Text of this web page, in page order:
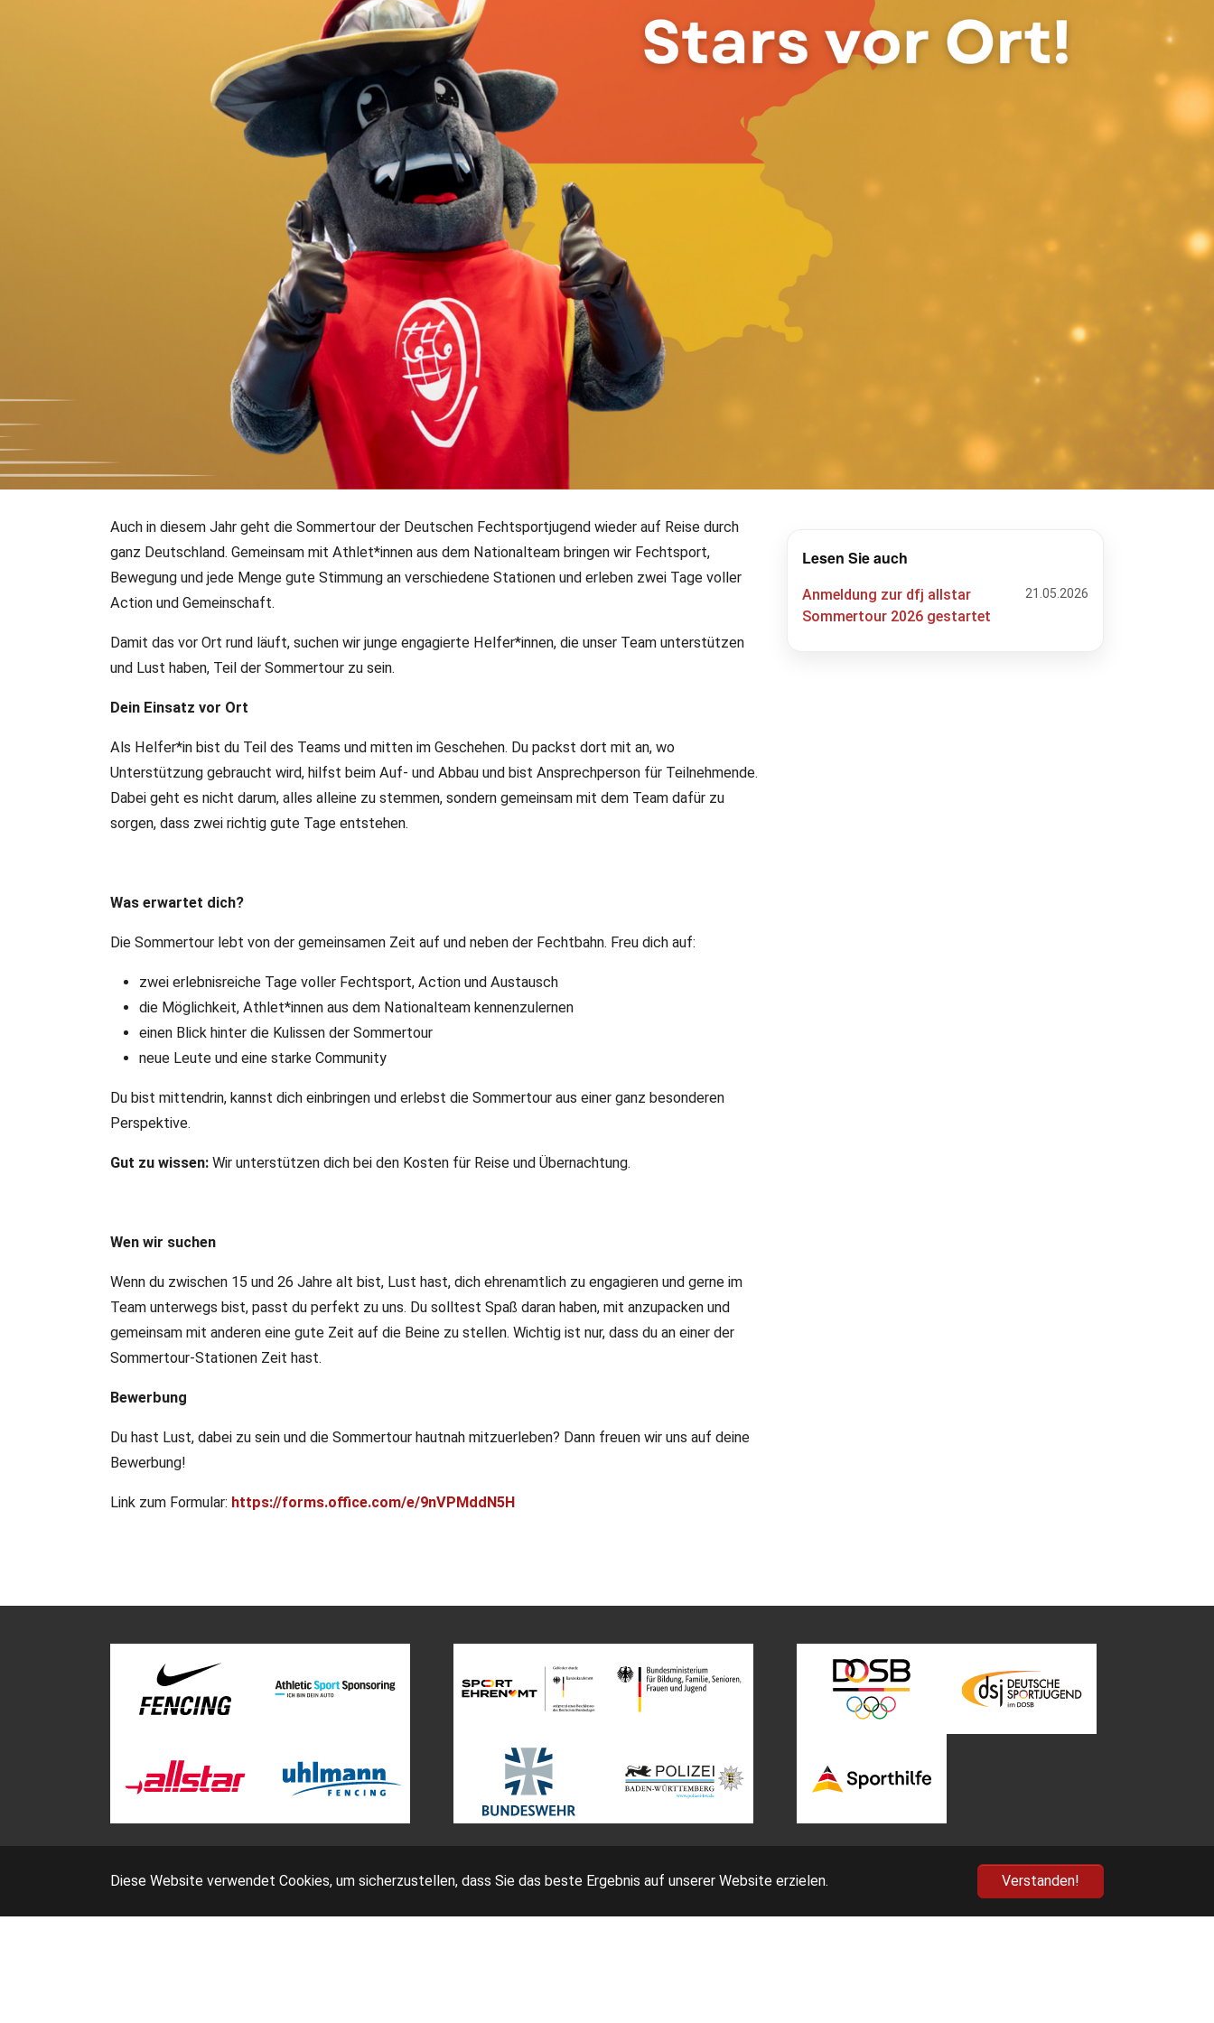
Diese Website verwendet Cookies, um sicherzustellen, dass Sie das beste Ergebnis auf unserer Website erzielen. Verstanden!
Fechtsportjugend
Helfer*innen für die dfj allstar Sommertour 2026
gesucht
Die dfj-Sommertour geht wieder los! Für unsere sieben Stationen suchen wir noch engagierte Helfer*innen
(15–26 Jahre), die uns vor Ort unterstützen und Teil des Teams sein möchten.
Auch in diesem Jahr geht die Sommertour der Deutschen Fechtsportjugend wieder auf Reise durch
ganz Deutschland. Gemeinsam mit Athlet*innen aus dem Nationalteam bringen wir Fechtsport,
Bewegung und jede Menge gute Stimmung an verschiedene Stationen und erleben zwei Tage voller
Action und Gemeinschaft.
Damit das vor Ort rund läuft, suchen wir junge engagierte Helfer*innen, die unser Team unterstützen
und Lust haben, Teil der Sommertour zu sein.
Dein Einsatz vor Ort
Als Helfer*in bist du Teil des Teams und mitten im Geschehen. Du packst dort mit an, wo
Unterstützung gebraucht wird, hilfst beim Auf- und Abbau und bist Ansprechperson für Teilnehmende.
Dabei geht es nicht darum, alles alleine zu stemmen, sondern gemeinsam mit dem Team dafür zu
sorgen, dass zwei richtig gute Tage entstehen.
Was erwartet dich?
Die Sommertour lebt von der gemeinsamen Zeit auf und neben der Fechtbahn. Freu dich auf:
zwei erlebnisreiche Tage voller Fechtsport, Action und Austausch
die Möglichkeit, Athlet*innen aus dem Nationalteam kennenzulernen
einen Blick hinter die Kulissen der Sommertour
neue Leute und eine starke Community
Du bist mittendrin, kannst dich einbringen und erlebst die Sommertour aus einer ganz besonderen
Perspektive.
Gut zu wissen: Wir unterstützen dich bei den Kosten für Reise und Übernachtung.
Wen wir suchen
Wenn du zwischen 15 und 26 Jahre alt bist, Lust hast, dich ehrenamtlich zu engagieren und gerne im
Team unterwegs bist, passt du perfekt zu uns. Du solltest Spaß daran haben, mit anzupacken und
gemeinsam mit anderen eine gute Zeit auf die Beine zu stellen. Wichtig ist nur, dass du an einer der
Sommertour-Stationen Zeit hast.
Bewerbung
Du hast Lust, dabei zu sein und die Sommertour hautnah mitzuerleben? Dann freuen wir uns auf deine
Bewerbung!
Link zum Formular: https://forms.office.com/e/9nVPMddN5H
Lesen Sie auch
Anmeldung zur dfj allstar
Sommertour 2026 gestartet
21.05.2026